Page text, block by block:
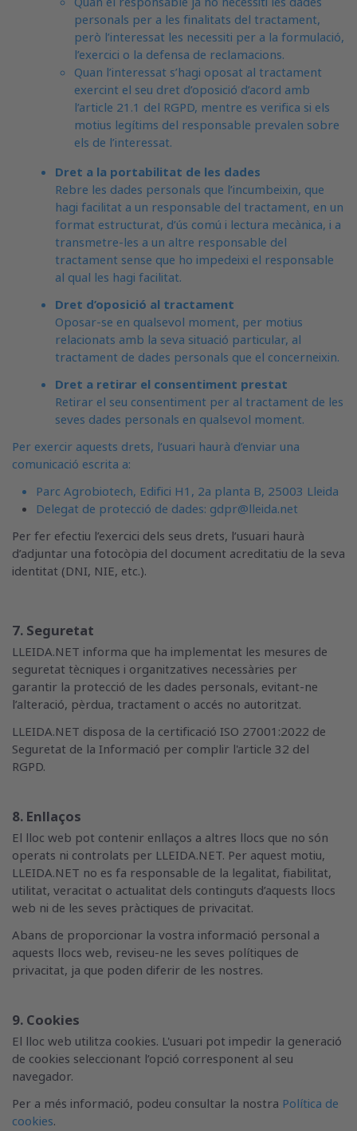
personals per a les finalitats del tractament,
però l’interessat les necessiti per a la formulació,
l’exercici o la defensa de reclamacions.
Quan l’interessat s’hagi oposat al tractament
exercint el seu dret d’oposició d’acord amb
l’article 21.1 del RGPD, mentre es verifica si els
motius legítims del responsable prevalen sobre
els de l’interessat.
Dret a la portabilitat de les dades
Rebre les dades personals que l’incumbeixin, que
hagi facilitat a un responsable del tractament, en un
format estructurat, d’ús comú i lectura mecànica, i a
transmetre-les a un altre responsable del
tractament sense que ho impedeixi el responsable
al qual les hagi facilitat.
Dret d’oposició al tractament
Oposar-se en qualsevol moment, per motius
relacionats amb la seva situació particular, al
tractament de dades personals que el concerneixin.
Dret a retirar el consentiment prestat
Retirar el seu consentiment per al tractament de les
seves dades personals en qualsevol moment.
Per exercir aquests drets, l’usuari haurà d’enviar una
comunicació escrita a:
Parc Agrobiotech, Edifici H1, 2a planta B, 25003 Lleida
Delegat de protecció de dades: gdpr@lleida.net
Per fer efectiu l’exercici dels seus drets, l’usuari haurà
d’adjuntar una fotocòpia del document acreditatiu de la seva
identitat (DNI, NIE, etc.).
7. Seguretat
LLEIDA.NET informa que ha implementat les mesures de
seguretat tècniques i organitzatives necessàries per
garantir la protecció de les dades personals, evitant-ne
l’alteració, pèrdua, tractament o accés no autoritzat.
LLEIDA.NET disposa de la certificació ISO 27001:2022 de
Seguretat de la Informació per complir l'article 32 del
RGPD.
8. Enllaços
El lloc web pot contenir enllaços a altres llocs que no són
operats ni controlats per LLEIDA.NET. Per aquest motiu,
LLEIDA.NET no es fa responsable de la legalitat, fiabilitat,
utilitat, veracitat o actualitat dels continguts d’aquests llocs
web ni de les seves pràctiques de privacitat.
Abans de proporcionar la vostra informació personal a
aquests llocs web, reviseu-ne les seves polítiques de
privacitat, ja que poden diferir de les nostres.
9. Cookies
El lloc web utilitza cookies. L'usuari pot impedir la generació
de cookies seleccionant l’opció corresponent al seu
navegador.
Per a més informació, podeu consultar la nostra Política de
cookies.